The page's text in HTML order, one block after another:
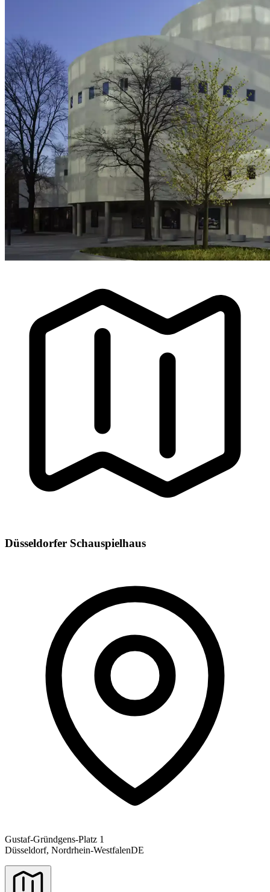
Düsseldorfer Schauspielhaus
Gustaf-Gründgens-Platz 1
Düsseldorf, Nordrhein-WestfalenDE